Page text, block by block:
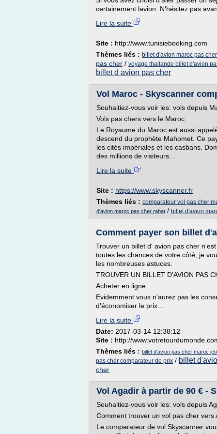
certainement lavion. N'hésitez pas
Lire la suite
Site : http://www.tunisiebooking.com
Thèmes liés : billet d'avion maroc pas
pas cher / voyage thailande billet d'avion
billet d avion pas cher
Vol Maroc - Skyscanner
Souhaitiez-vous voir les: vols depuis
Vols pas chers vers le Maroc
Le Royaume du Maroc est aussi
descend du prophète Mahomet. Ce
les cités impériales et les casbahs.
des millions de visiteurs...
Lire la suite
Site : https://www.skyscanner.fr
Thèmes liés : comparateur vol pas cher
d'avion maroc pas cher rabat / billet d'avion
Comment payer son billet
Trouver un billet d' avion pas cher
toutes les chances de votre côté, je
les nombreuses astuces.
TROUVER UN BILLET D'AVION PAS
Acheter en ligne
Evidemment vous n'aurez pas les
d'économiser le prix...
Lire la suite
Date: 2017-03-14 12:38:12
Site : http://
Thèmes liés : billet d'avion pas cher maroc
pas cher comparateur de prix / billet
cher
Vol Agadir à partir de 90 € -
Souhaitiez-vous voir les: vols depuis
Comment trouver un vol pas cher vers
Le comparateur de vol Skyscanner